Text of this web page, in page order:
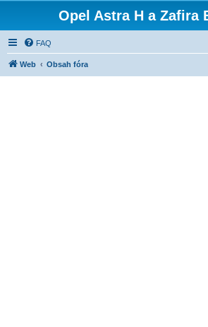
Opel Astra H a Zafira
FAQ
Web Obsah fóra